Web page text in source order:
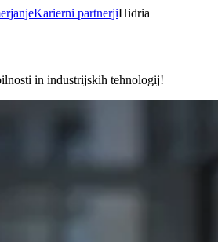
Karierni partnerjiHidria
in industrijskih tehnologij!